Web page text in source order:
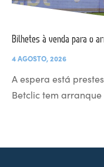
Bilhetes à venda para o
4 AGOSTO, 2026
A espera está
Betclic tem